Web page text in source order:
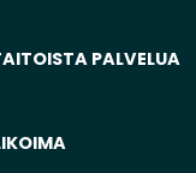
PALVELUA